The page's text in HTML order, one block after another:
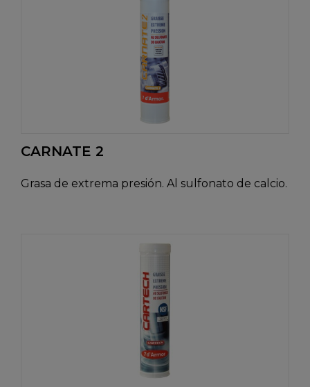
CARNATE 2
Grasa de extrema presión. Al sulfonato de calcio.